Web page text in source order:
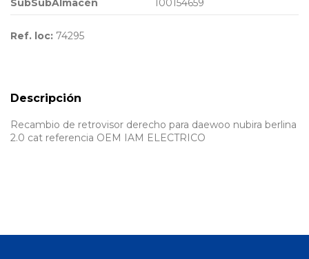
SubSubAlmacén
100154659
Ref. loc: 74295
Descripción
Recambio de retrovisor derecho para daewoo nubira berlina
2.0 cat referencia OEM IAM ELECTRICO